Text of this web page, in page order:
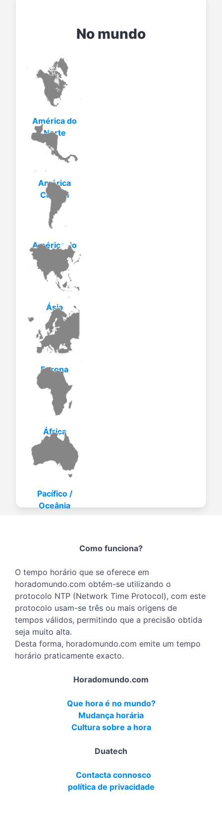
No mundo
América do
Norte
América
Central
América do
Ásia
Europa
África
Pacífico /
Oceânia
Como funciona?
O tempo horário que se oferece em
horadomundo.com obtém-se utilizando o
protocolo NTP (Network Time Protocol), com este
protocolo usam-se três ou mais origens de
tempos válidos, permitindo que a precisão obtida
seja muito alta.
Desta forma, horadomundo.com emite um tempo
horário praticamente exacto.
Horadomundo.com
Que hora é no mundo?
Mudança horária
Cultura sobre a hora
Duatech
Contacta connosco
política de privacidade